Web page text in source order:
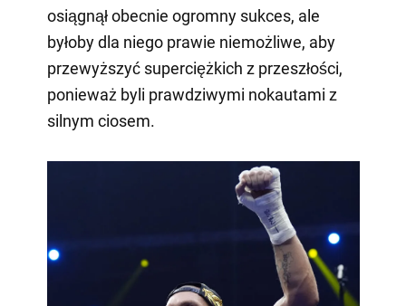
osiągnął obecnie ogromny sukces, ale
byłoby dla niego prawie niemożliwe, aby
przewyższyć superciężkich z przeszłości,
ponieważ byli prawdziwymi nokautami z
silnym ciosem.